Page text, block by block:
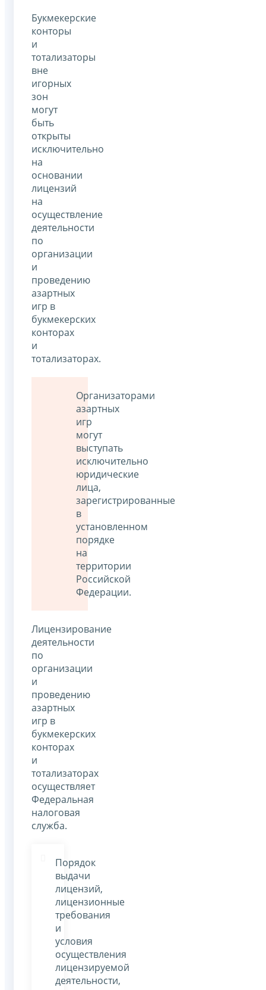
Букмекерские
конторы
и
тотализаторы
вне
игорных
зон
могут
быть
открыты
исключительно
на
основании
лицензий
на
осуществление
деятельности
по
организации
и
проведению
азартных
игр в
букмекерских
конторах
и
тотализаторах.
Организаторами
азартных
игр
могут
выступать
исключительно
юридические
лица,
зарегистрированные
в
установленном
порядке
на
территории
Российской
Федерации.
Лицензирование
деятельности
по
организации
и
проведению
азартных
игр в
букмекерских
конторах
и
тотализаторах
осуществляет
Федеральная
налоговая
служба.
Порядок
выдачи
лицензий,
лицензионные
требования
и
условия
осуществления
лицензируемой
деятельности,